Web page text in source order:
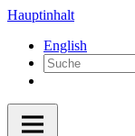
Hauptinhalt
English